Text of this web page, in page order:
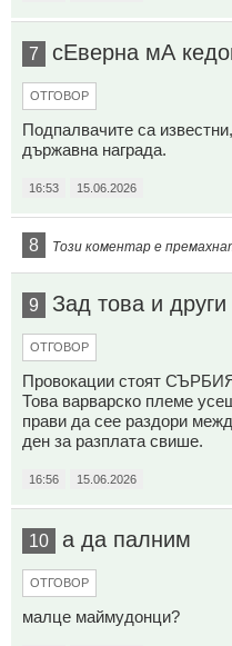
7 сЕверна мА
ОТГОВОР
Подпалвачите са
държавна награда.
16:53 15.06.2026
8 Този коментар е
9 Зад това и други
ОТГОВОР
Провокации стоят
Това варварско племе
прави да сее раздори
ден за разплата свише.
16:56 15.06.2026
10 а да палним
ОТГОВОР
малце маймудонци?